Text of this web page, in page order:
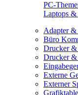
PC-
Laptops
Adapter
Büro
Drucker &
Drucker &
Externe
Externer